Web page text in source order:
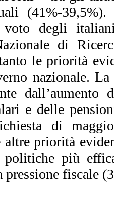
(41%-
degli
di
le priorità
nazionale.
e delle
di
altre priorità
più
fiscale